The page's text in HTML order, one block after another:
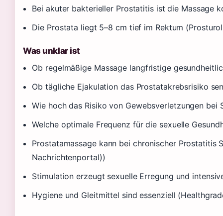
Bei akuter bakterieller Prostatitis ist die Massage
Die Prostata liegt 5–8 cm tief im Rektum
Was unklar ist
Ob regelmäßige Massage langfristige
Ob tägliche Ejakulation das Prostatakrebsrisiko
Wie hoch das Risiko von Gewebsverletzungen
Welche optimale Frequenz für die sexuelle
Prostatamassage kann bei chronischer Prostatitis
Nachrichtenportal))
Stimulation erzeugt sexuelle Erregung und
Hygiene und Gleitmittel sind essenziell